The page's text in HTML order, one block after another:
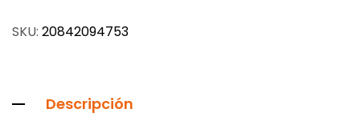
SKU: 20842094753
Descripción